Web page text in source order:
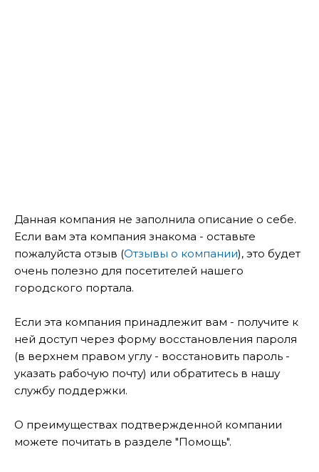
Данная компания не заполнила описание о себе.
Если вам эта компания знакома - оставьте
пожалуйста отзыв (Отзывы о компании), это будет
очень полезно для посетителей нашего
городского портала.
Если эта компания принадлежит вам - получите к
ней доступ через форму восстановления пароля
(в верхнем правом углу - восстановить пароль -
указать рабочую почту) или обратитесь в нашу
службу поддержки.
О преимуществах подтвержденной компании
можете почитать в разделе "Помощь".